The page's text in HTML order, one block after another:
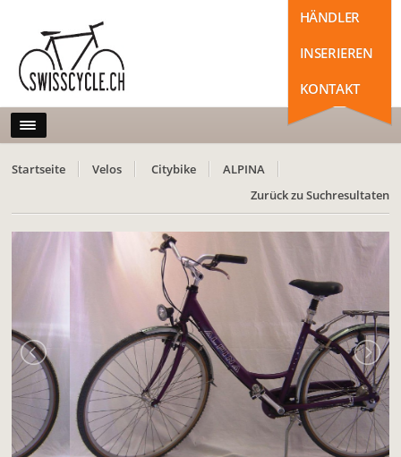
HÄNDLER
INSERIEREN
KONTAKT
Startseite Velos Citybike
ALPINA
Zurück zu Suchresultaten